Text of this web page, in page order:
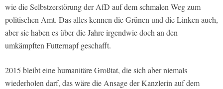
wie die Selbstzerstörung der AfD auf dem schmalen Weg zum
politischen Amt. Das alles kennen die Grünen und die Linken auch,
aber sie haben es über die Jahre irgendwie doch an den
umkämpften Futternapf geschafft.
2015 bleibt eine humanitäre Großtat, die sich aber niemals
wiederholen darf, das wäre die Ansage der Kanzlerin auf dem